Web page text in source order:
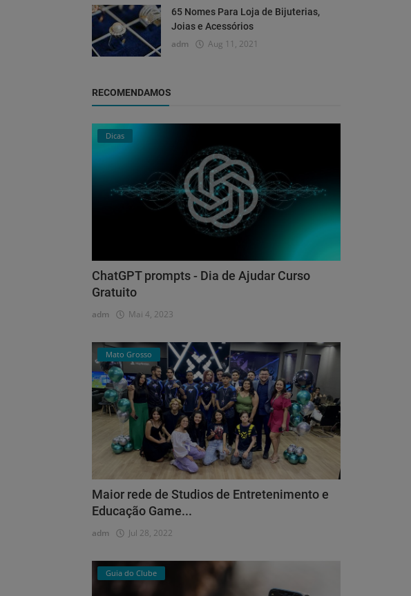
65 Nomes Para Loja de Bijuterias,
Joias e Acessórios
adm Aug 11, 2021
RECOMENDAMOS
Dicas
ChatGPT prompts - Dia de Ajudar Curso
Gratuito
adm Mai 4, 2023
Mato Grosso
Maior rede de Studios de Entretenimento e
Educação Game...
adm Jul 28, 2022
Guia do Clube